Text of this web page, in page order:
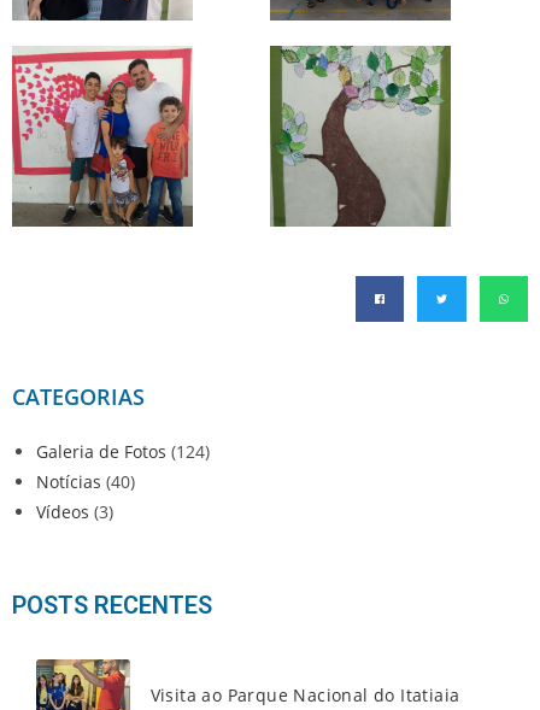
CATEGORIAS
Galeria de Fotos (124)
Notícias (40)
Vídeos (3)
POSTS RECENTES
Visita ao Parque Nacional do Itatiaia